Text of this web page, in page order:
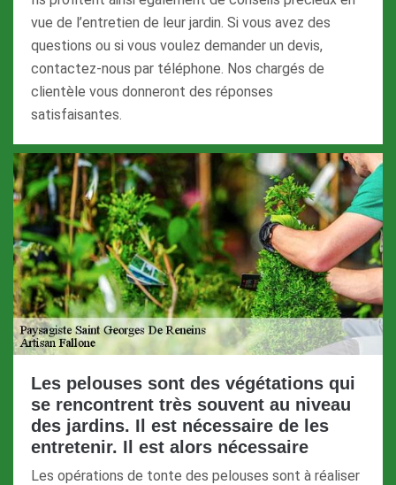
vue de l’entretien de leur jardin. Si vous avez des
questions ou si vous voulez demander un devis,
contactez-nous par téléphone. Nos chargés de
clientèle vous donneront des réponses
satisfaisantes.
Les pelouses sont des végétations qui
se rencontrent très souvent au niveau
des jardins. Il est nécessaire de les
entretenir. Il est alors nécessaire
Les opérations de tonte des pelouses sont à réaliser